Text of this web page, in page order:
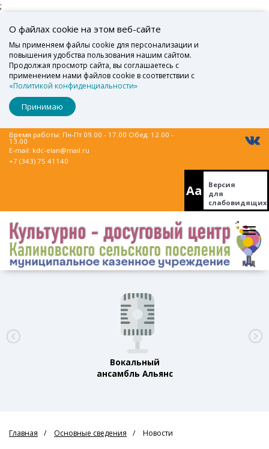
;
О файлах cookie на этом веб-сайте
Мы применяем файлы cookie для персонализации и
повышения удобства пользования нашим сайтом.
Продолжая просмотр сайта, вы соглашаетесь с
применением нами файлов cookie в соответствии с
«Политикой конфиденциальности»
Принимаю
Время работы: Пн-Пт 09.00 - 17.00 Обед: 12.00 -
13.00
E-mail: kdc-elan@mail.ru
+7 (343) 75 41140
Aa
Версия
для
слабовидящих
Вокальный
ансамбль Альянс
Главная Основные сведения Новости